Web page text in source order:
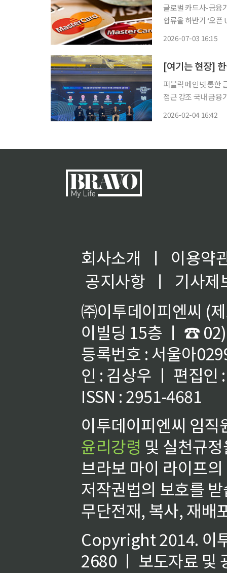
글로벌 카드사-금융
합류올 하반기 ‘오픈
2026-07-03 16:15
[여기는 현장]
퍼블릭 메인넷 통한
접근 강조 국내 금융기관과 글로벌 블록체인 메인넷 관계자들이 한자리에 모여 한국형 스테
2026-02-04 16:42
회사소개 ㅣ
이용약
공지사항
ㅣ
기사제
㈜이투데이피엔씨 (
이빌딩 15층 ㅣ ☎
등록번호 : 서울아
인 : 김상우 ㅣ 편집인
ISSN : 2951-4681
이투데이피엔씨 임
윤리강령 및 실천규
브라보 마이 라이프
저작권법의 보호를
무단전재, 복사, 재배
Copyright 2014. 이
2680 ㅣ 보도자료